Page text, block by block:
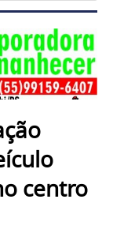
centro